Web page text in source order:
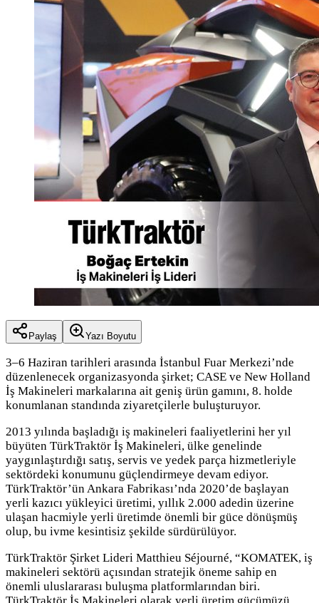
Paylaş Yazı Boyutu
3–6 Haziran tarihleri arasında İstanbul Fuar Merkezi’nde
düzenlenecek organizasyonda şirket; CASE ve New Holland
İş Makineleri markalarına ait geniş ürün gamını, 8. holde
konumlanan standında ziyaretçilerle buluşturuyor.
2013 yılında başladığı iş makineleri faaliyetlerini her yıl
büyüten TürkTraktör İş Makineleri, ülke genelinde
yaygınlaştırdığı satış, servis ve yedek parça hizmetleriyle
sektördeki konumunu güçlendirmeye devam ediyor.
TürkTraktör’ün Ankara Fabrikası’nda 2020’de başlayan
yerli kazıcı yükleyici üretimi, yıllık 2.000 adedin üzerine
ulaşan hacmiyle yerli üretimde önemli bir güce dönüşmüş
olup, bu ivme kesintisiz şekilde sürdürülüyor.
TürkTraktör Şirket Lideri Matthieu Séjourné, “KOMATEK, iş
makineleri sektörü açısından stratejik öneme sahip en
önemli uluslararası buluşma platformlarından biri.